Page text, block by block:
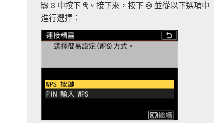
驟 3 中按下 X 。 接下來，按下 J 並從以下選項中
進行選擇：